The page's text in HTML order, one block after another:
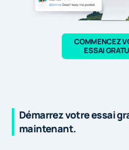
COMMENCEZ
ESSAI
Démarrez votre essai
maintenant.